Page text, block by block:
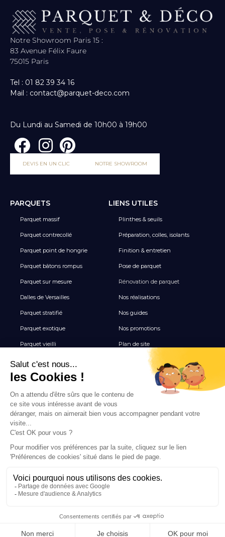
Notre Showroom Paris 15 :
83 Avenue Félix Faure
75015 Paris
Tel : 01 82 39 34 16
Mail : contact@parquet-deco.com
Du Lundi au Samedi de 10h00 à 19h00
DEVIS EN UN CLIC NOTRE SHOWROOM
PARQUETS
Parquet massif
Parquet contrecollé
Parquet point de hongrie
Parquet bâtons rompus
Parquet sur mesure
Dalles de Versailles
Parquet stratifié
Parquet exotique
Parquet vieilli
Revêtement de sol vinyle
Terrasse
Tous les Carrelages
LIENS UTILES
Plinthes & seuils
Préparation, colles, isolants
Finition & entretien
Pose de parquet
Rénovation de parquet
Nos réalisations
Nos guides
Nos promotions
Plan de site
NEWSLETTER
Inscrivez-vous pour recevoir nos inspirations, nouveautés
et offres exclusives parquet.
© 2026 PARQUET & DÉCO
DÉVELOPPÉ PAR L'AGENCE DIGITALE SNAZZY